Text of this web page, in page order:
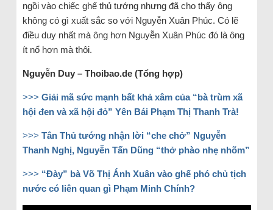
ngồi vào chiếc ghế thủ tướng nhưng đã cho thấy ông
không có gì xuất sắc so với Nguyễn Xuân Phúc. Có lẽ
điều duy nhất mà ông hơn Nguyễn Xuân Phúc đó là ông
ít nổ hơn mà thôi.
Nguyễn Duy – Thoibao.de (Tổng hợp)
>>> Giải mã sức mạnh bất khả xâm của “bà trùm xã
hội đen và xã hội đỏ” Yên Bái Phạm Thị Thanh Trà!
>>> Tân Thủ tướng nhận lời “che chở” Nguyễn
Thanh Nghị, Nguyễn Tấn Dũng “thở phào nhẹ nhõm”
>>> “Đày” bà Võ Thị Ánh Xuân vào ghế phó chủ tịch
nước có liên quan gì Phạm Minh Chính?